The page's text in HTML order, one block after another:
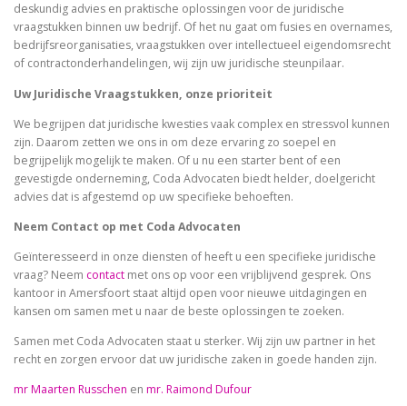
deskundig advies en praktische oplossingen voor de juridische
vraagstukken binnen uw bedrijf. Of het nu gaat om fusies en overnames,
bedrijfsreorganisaties, vraagstukken over intellectueel eigendomsrecht
of contractonderhandelingen, wij zijn uw juridische steunpilaar.
Uw Juridische Vraagstukken, onze prioriteit
We begrijpen dat juridische kwesties vaak complex en stressvol kunnen
zijn. Daarom zetten we ons in om deze ervaring zo soepel en
begrijpelijk mogelijk te maken. Of u nu een starter bent of een
gevestigde onderneming, Coda Advocaten biedt helder, doelgericht
advies dat is afgestemd op uw specifieke behoeften.
Neem Contact op met Coda Advocaten
Geïnteresseerd in onze diensten of heeft u een specifieke juridische
vraag? Neem contact met ons op voor een vrijblijvend gesprek. Ons
kantoor in Amersfoort staat altijd open voor nieuwe uitdagingen en
kansen om samen met u naar de beste oplossingen te zoeken.
Samen met Coda Advocaten staat u sterker. Wij zijn uw partner in het
recht en zorgen ervoor dat uw juridische zaken in goede handen zijn.
mr Maarten Russchen en mr. Raimond Dufour